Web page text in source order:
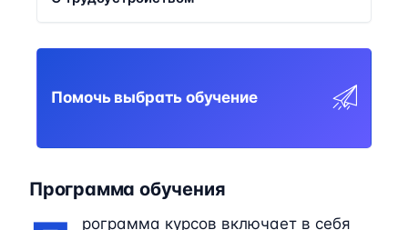
Помочь выбрать обучение
Программа обучения
рограмма курсов включает в себя